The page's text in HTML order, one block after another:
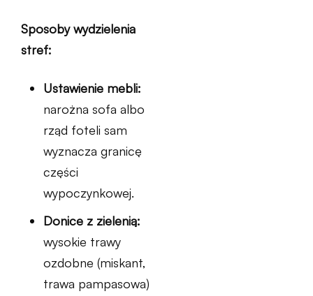
Sposoby wydzielenia
stref:
Ustawienie mebli:
narożna sofa albo
rząd foteli sam
wyznacza granicę
części
wypoczynkowej.
Donice z zielenią:
wysokie trawy
ozdobne (miskant,
trawa pampasowa)